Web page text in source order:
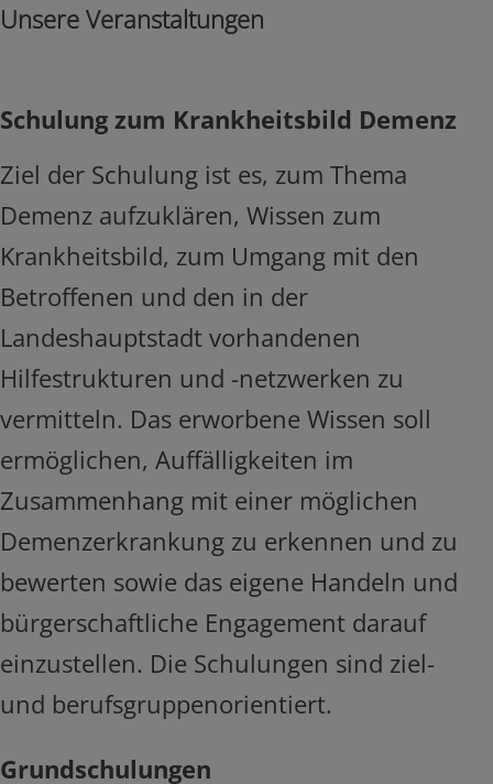
Unsere Veranstaltungen
Schulung zum Krankheitsbild Demenz
Ziel der Schulung ist es, zum Thema
Demenz aufzuklären, Wissen zum
Krankheitsbild, zum Umgang mit den
Betroffenen und den in der
Landeshauptstadt vorhandenen
Hilfestrukturen und -netzwerken zu
vermitteln. Das erworbene Wissen soll
ermöglichen, Auffälligkeiten im
Zusammenhang mit einer möglichen
Demenzerkrankung zu erkennen und zu
bewerten sowie das eigene Handeln und
bürgerschaftliche Engagement darauf
einzustellen. Die Schulungen sind ziel-
und berufsgruppenorientiert.
Grundschulungen